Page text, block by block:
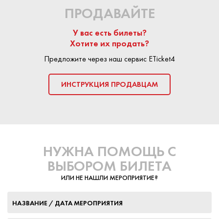
ПРОДАВАЙТЕ
У вас есть билеты?
Хотите их продать?
Предложите через наш сервис ETicket4
ИНСТРУКЦИЯ ПРОДАВЦАМ
НУЖНА ПОМОЩЬ С
ВЫБОРОМ БИЛЕТА
ИЛИ НЕ НАШЛИ МЕРОПРИЯТИЕ?
НАЗВАНИЕ / ДАТА МЕРОПРИЯТИЯ